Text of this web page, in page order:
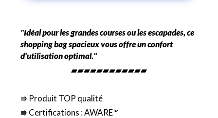
"Idéal pour les grandes courses ou les escapades, ce
shopping bag spacieux vous offre un confort
d'utilisation optimal."
▰▰▰▰▰▰▰▰▰▰▰▰
⭆ Produit TOP qualité
⭆ Certifications : AWARE™